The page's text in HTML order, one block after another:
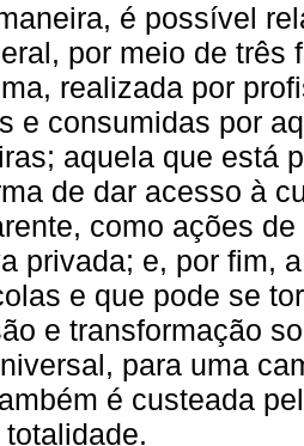
é possível
por meio de três
realizada por
e consumidas por
aquela que está
de dar acesso à
como ações
privada; e, por fim,
e que pode se
e transformação
para uma
é custeada